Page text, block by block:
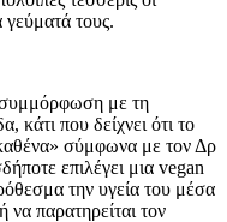
γεύματά τους.
συμμόρφωση με τη
κάτι που δείχνει ότι το
καθένα» σύμφωνα με τον Δρ
επιλέγει μια vegan
την υγεία του μέσα
παρατηρείται τον